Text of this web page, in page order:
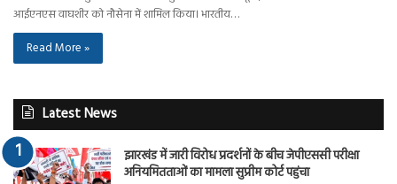
आईएनएस वाघशीर को नौसेना में शामिल किया। भारतीय…
Read More »
Latest News
झारखंड में जारी विरोध प्रदर्शनों के बीच जेपीएससी परीक्षा
अनियमितताओं का मामला सुप्रीम कोर्ट पहुंचा